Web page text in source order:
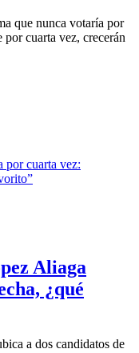
que nunca votaría por
por cuarta vez, crecerán
Aliaga
¿qué
a dos candidatos de